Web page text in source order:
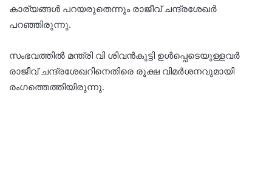
കാര്യങ്ങള്‍ പറയരുതെന്നും രാജീവ് ചന്ദ്രശേഖര്‍
പറഞ്ഞിരുന്നു.
സംഭവത്തില്‍ മന്ത്രി വി ശിവന്‍കുട്ടി ഉള്‍പ്പെടെയുള്ളവര്‍
രാജീവ് ചന്ദ്രശേഖറിനെതിരെ രൂക്ഷ വിമര്‍ശനവുമായി
രംഗത്തെത്തിയിരുന്നു.